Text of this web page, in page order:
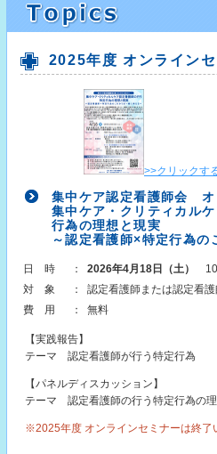
2025年度 オンライン
>>クリックす
集中ケア認定看護師会 オ
集中ケア・クリティカル
行為の理想と現実
～認定看護師×特定行為の
日時 ： 2026年4月18日（土）
10
対象
：
認定看護師または認定看
費用
： 無料
【実践報告】
テーマ 認定看護師が行う特定行為
【パネルディスカッション】
テーマ 認定看護師の行う特定行為の
※2025年度 オンラインセミナーは終了